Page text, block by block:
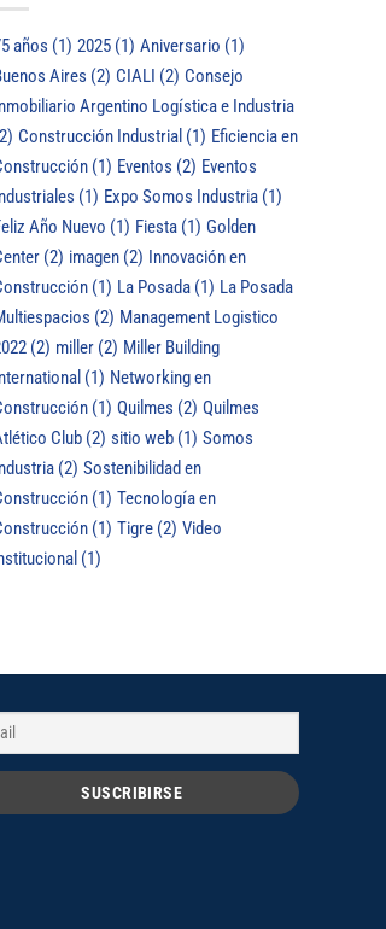
años (1) 2025 (1) Aniversario (1)
Aires (2) CIALI (2) Consejo
Argentino Logística e Industria
Construcción Industrial (1) Eficiencia en
(1) Eventos (2) Eventos
(1) Expo Somos Industria (1)
Año Nuevo (1) Fiesta (1) Golden
(2) imagen (2) Innovación en
(1) La Posada (1) La Posada
(2) Management Logistico
(2) miller (2) Miller Building
(1) Networking en
(1) Quilmes (2) Quilmes
Club (2) sitio web (1) Somos
(2) Sostenibilidad en
(1) Tecnología en
(1) Tigre (2) Video
(1)